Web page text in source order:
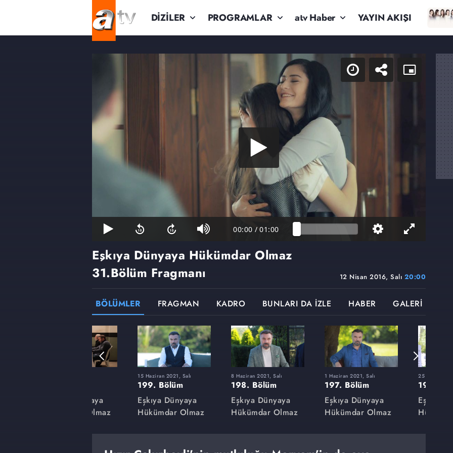
DİZİLER PROGRAMLAR atv Haber YAYIN AKIŞI
00:00 / 01:00
12 Nisan 2016, Salı 20:00
Eşkıya Dünyaya Hükümdar Olmaz
31.Bölüm Fragmanı
BÖLÜMLER FRAGMAN KADRO BUNLARI DA İZLE HABER GALERİ
Eşkıya Dünyaya
Hükümdar Olmaz
15 Haziran 2021, Salı
199. Bölüm
Eşkıya Dünyaya
Hükümdar Olmaz
8 Haziran 2021, Salı
198. Bölüm
Eşkıya Dünyaya
Hükümdar Olmaz
1 Haziran 2021, Salı
197. Bölüm
Eşkıya Dünyaya
Hükümdar Olmaz
25 Mayıs
196.
Eşkıya